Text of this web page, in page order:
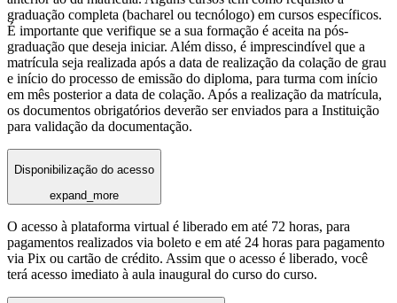
graduação completa (bacharel ou tecnólogo) em cursos específicos.
É importante que verifique se a sua formação é aceita na pós-
graduação que deseja iniciar. Além disso, é imprescindível que a
matrícula seja realizada após a data de realização da colação de grau
e início do processo de emissão do diploma, para turma com início
em mês posterior a data de colação. Após a realização da matrícula,
os documentos obrigatórios deverão ser enviados para a Instituição
para validação da documentação.
Disponibilização do acesso
expand_more
O acesso à plataforma virtual é liberado em até 72 horas, para
pagamentos realizados via boleto e em até 24 horas para pagamento
via Pix ou cartão de crédito. Assim que o acesso é liberado, você
terá acesso imediato à aula inaugural do curso do curso.